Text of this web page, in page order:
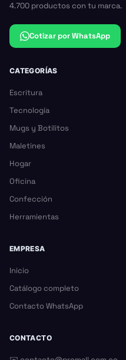
4.700 productos con tu marca.
Cotizar por WhatsApp
CATEGORÍAS
Escritura
Tecnología
Mugs y Botilitos
Maletines
Hogar
Oficina
Confección
Herramientas
EMPRESA
Inicio
Catálogo completo
Contacto WhatsApp
CONTACTO